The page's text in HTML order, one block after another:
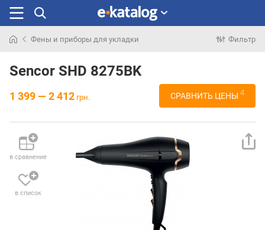
раньше
Фены и приборы для укладки Фильтр
Sencor SHD 8275BK
1 399 — 2 412 грн. СРАВНИТЬ ЦЕНЫ 4
в сравнение
в список